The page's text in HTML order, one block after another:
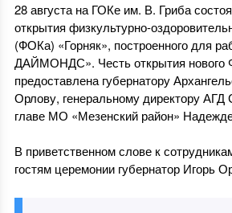
28 августа на ГОКе им. В. Гриба
открытия физкультурно-
(ФОКа) «Горняк», построенного для
ДАЙМОНДС». Честь открытия
предоставлена губернатору
Орлову, генеральному директору АГД
главе МО «Мезенский район»
В приветственном слове к
гостям церемонии губернатор Игорь